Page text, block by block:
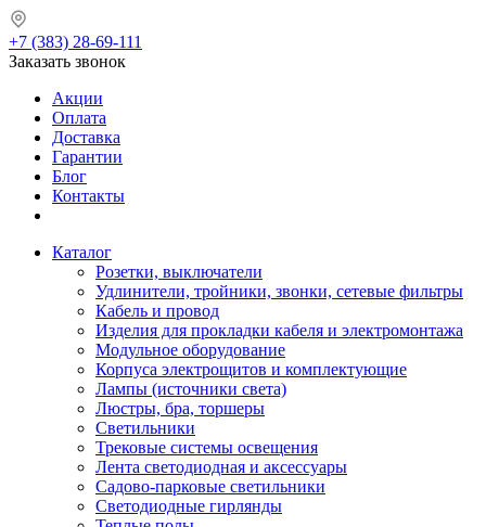
+7 (383) 28-69-111
Заказать звонок
Акции
Оплата
Доставка
Гарантии
Блог
Контакты
Каталог
Розетки, выключатели
Удлинители, тройники, звонки, сетевые фильтры
Кабель и провод
Изделия для прокладки кабеля и электромонтажа
Модульное оборудование
Корпуса электрощитов и комплектующие
Лампы (источники света)
Люстры, бра, торшеры
Светильники
Трековые системы освещения
Лента светодиодная и аксессуары
Садово-парковые светильники
Светодиодные гирлянды